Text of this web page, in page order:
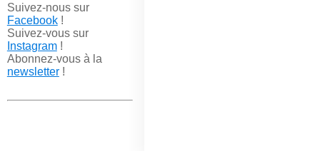
Suivez-nous sur
Facebook!
Suivez-vous sur
Instagram!
Abonnez-vous à la
newsletter!